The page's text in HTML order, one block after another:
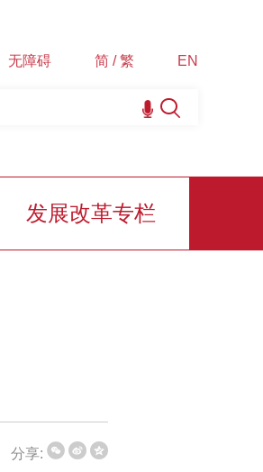
无障碍 简 / 繁 EN
发展改革专栏
分享: